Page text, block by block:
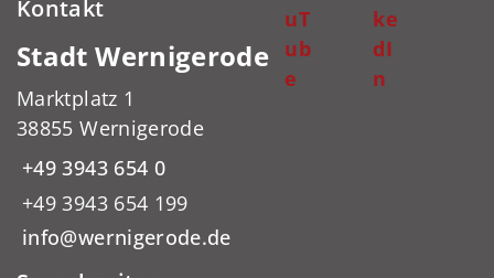
uT
ub
e
ke
dI
n
Kontakt
Stadt Wernigerode
Marktplatz 1
38855 Wernigerode
+49 3943 654 0
+49 3943 654 199
info@wernigerode.de